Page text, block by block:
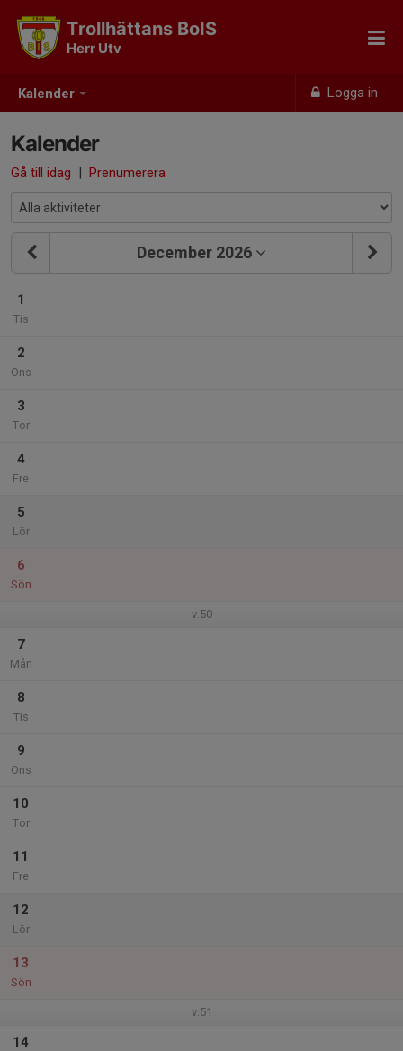
Kalender Logga in
Trollhättans BoIS
Herr Utv
Kalender
Gå till idag | Prenumerera
December 2026
1
Tis
2
Ons
3
Tor
4
Fre
5
Lör
6
Sön
v.50
7
Mån
8
Tis
9
Ons
10
Tor
11
Fre
12
Lör
13
Sön
v.51
14